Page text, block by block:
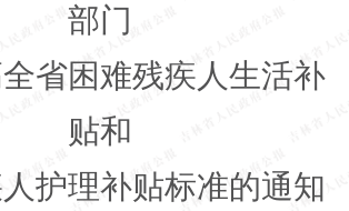
部门
省困难残疾人生活补
贴和
护理补贴标准的通知